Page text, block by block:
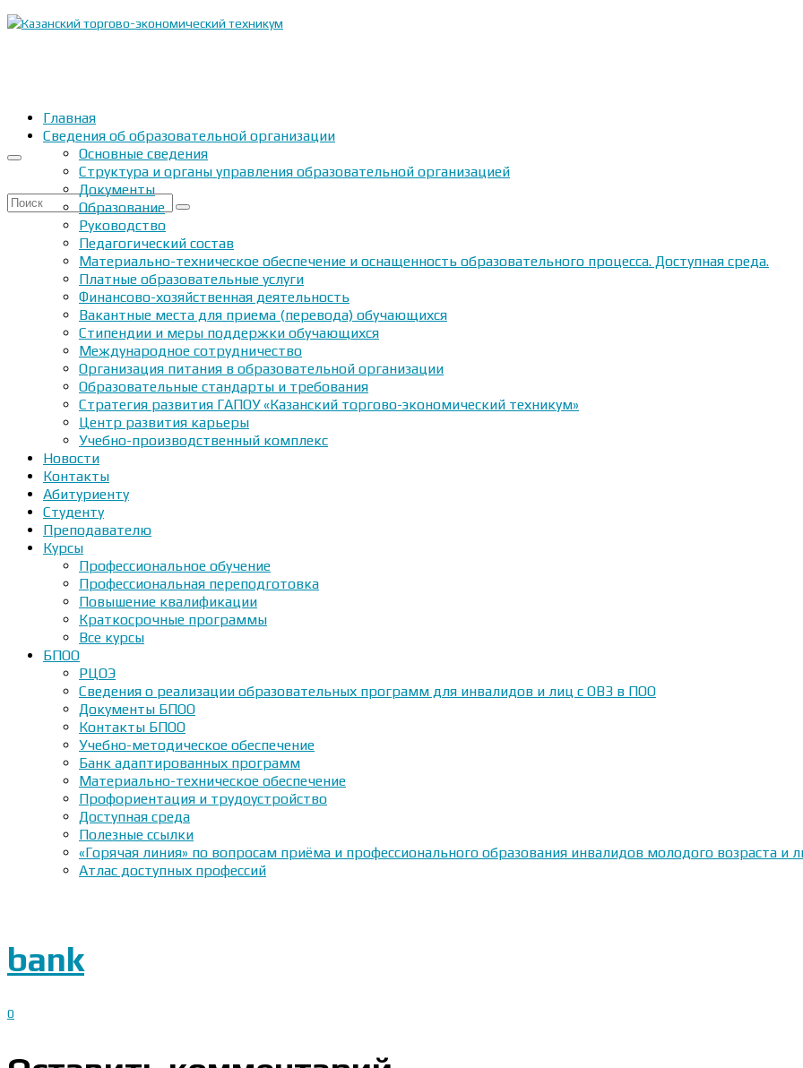
Искать:
Главная
Сведения об образовательной организации
Основные сведения
Структура и органы управления образовательной организацией
Документы
Образование
Руководство
Педагогический состав
Материально-техническое обеспечение и оснащенность образовательного процесса. Доступная среда.
Платные образовательные услуги
Финансово-хозяйственная деятельность
Вакантные места для приема (перевода) обучающихся
Стипендии и меры поддержки обучающихся
Международное сотрудничество
Организация питания в образовательной организации
Образовательные стандарты и требования
Стратегия развития ГАПОУ «Казанский торгово-экономический техникум»
Центр развития карьеры
Учебно-производственный комплекс
Новости
Контакты
Абитуриенту
Студенту
Преподавателю
Курсы
Профессиональное обучение
Профессиональная переподготовка
Повышение квалификации
Краткосрочные программы
Все курсы
БПОО
РЦОЭ
Сведения о реализации образовательных программ для инвалидов и лиц с ОВЗ в ПОО
Документы БПОО
Контакты БПОО
Учебно-методическое обеспечение
Банк адаптированных программ
Материально-техническое обеспечение
Профориентация и трудоустройство
Доступная среда
Полезные ссылки
«Горячая линия» по вопросам приёма и профессионального образования инвалидов молодого возраста
Атлас доступных профессий
bank
0